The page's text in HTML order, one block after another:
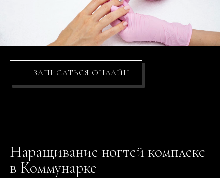
ЗАПИСАТЬСЯ ОНЛАЙН
Наращивание ногтей комплекс
в Коммунарке